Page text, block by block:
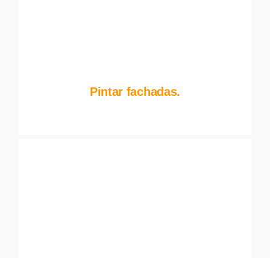
Pintar fachadas.